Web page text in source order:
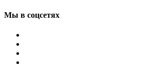
Мы в соцсетях